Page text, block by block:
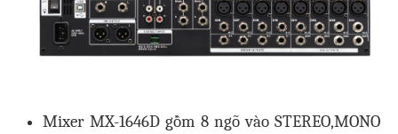
Mixer MX-1646D gồm 8 ngõ vào STEREO,MONO